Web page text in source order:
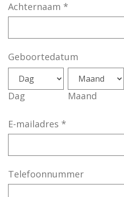
Achternaam *
Geboortedatum
Dag Maand
E-mailadres *
Telefoonnummer